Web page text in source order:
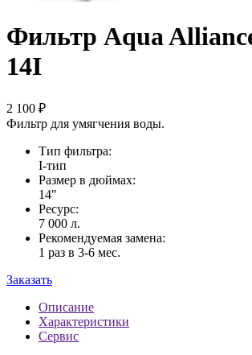
Фильтр Aqua
14I
2 100 ₽
Фильтр для умягчения воды.
Тип фильтра:
I-тип
Размер в дюймах:
14"
Ресурс:
7 000 л.
Рекомендуемая замена:
1 раз в 3-6 мес.
Заказать
Описание
Характеристики
Сервис